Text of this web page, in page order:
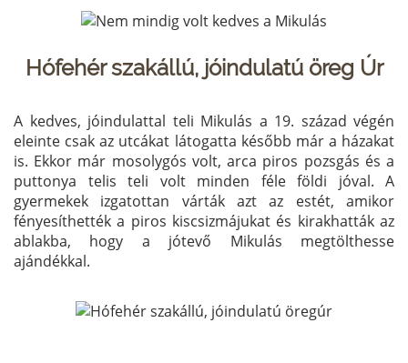
Hófehér szakállú, jóindulatú öreg Úr
A kedves, jóindulattal teli Mikulás a 19. század végén
eleinte csak az utcákat látogatta később már a házakat
is. Ekkor már mosolygós volt, arca piros pozsgás és a
puttonya telis teli volt minden féle földi jóval. A
gyermekek izgatottan várták azt az estét, amikor
fényesíthették a piros kiscsizmájukat és kirakhatták az
ablakba, hogy a jótevő Mikulás megtölthesse
ajándékkal.